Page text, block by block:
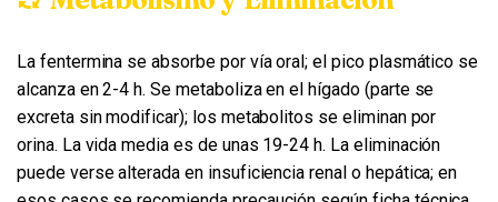
La fentermina se absorbe por vía oral; el pico plasmático se
alcanza en 2-4 h. Se metaboliza en el hígado (parte se
excreta sin modificar); los metabolitos se eliminan por
orina. La vida media es de unas 19-24 h. La eliminación
puede verse alterada en insuficiencia renal o hepática; en